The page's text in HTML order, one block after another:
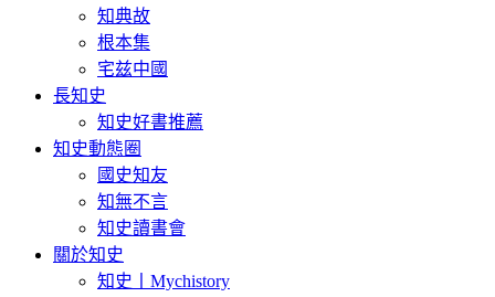
知典故
根本集
宅兹中國
長知史
知史好書推薦
知史動態圈
國史知友
知無不言
知史讀書會
關於知史
知史丨Mychistory